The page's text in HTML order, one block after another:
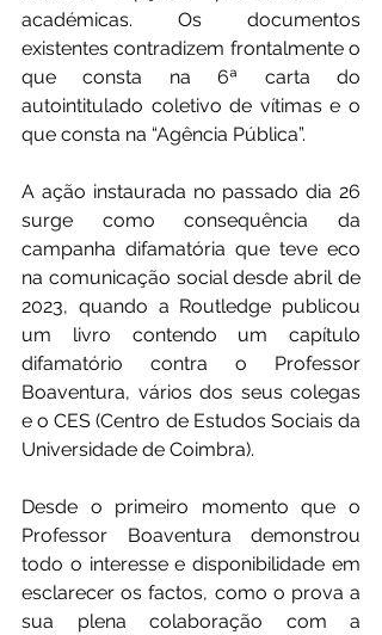
académicas. Os documentos
existentes contradizem frontalmente o
que consta na 6ª carta do
autointitulado coletivo de vítimas e o
que consta na “Agência Pública”.
A ação instaurada no passado dia 26
surge como consequência da
campanha difamatória que teve eco
na comunicação social desde abril de
2023, quando a Routledge publicou
um livro contendo um capítulo
difamatório contra o Professor
Boaventura, vários dos seus colegas
e o CES (Centro de Estudos Sociais da
Universidade de Coimbra).
Desde o primeiro momento que o
Professor Boaventura demonstrou
todo o interesse e disponibilidade em
esclarecer os factos, como o prova a
sua plena colaboração com a